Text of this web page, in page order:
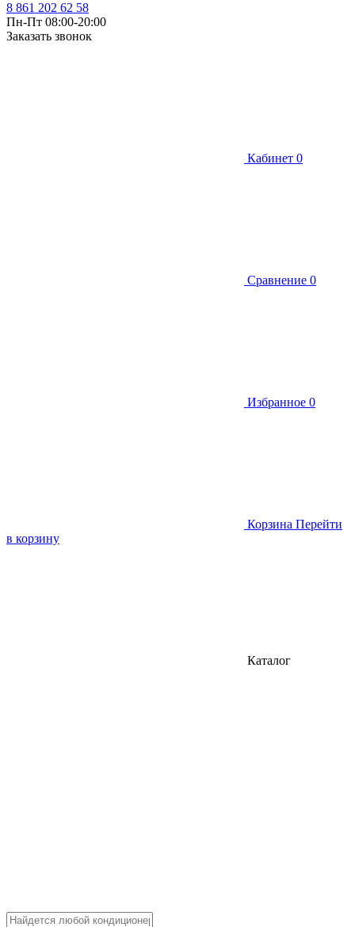
8 861 202 62 58
Пн-Пт 08:00-20:00
Заказать звонок
Кабинет 0
Сравнение 0
Избранное 0
Корзина Перейти
в корзину
Каталог